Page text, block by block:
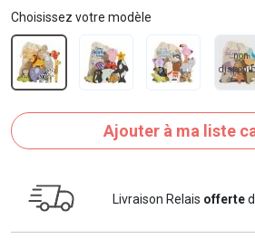
Choisissez votre modèle
non
Ajouter à ma liste
Livraison Relais offerte